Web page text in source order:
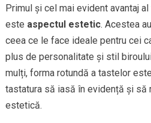
Primul și cel mai evident avantaj
este aspectul estetic. Acestea
ceea ce le face ideale pentru cei
plus de personalitate și stil
mulți, forma rotundă a tastelor
tastatura să iasă în evidență și să
estetică.